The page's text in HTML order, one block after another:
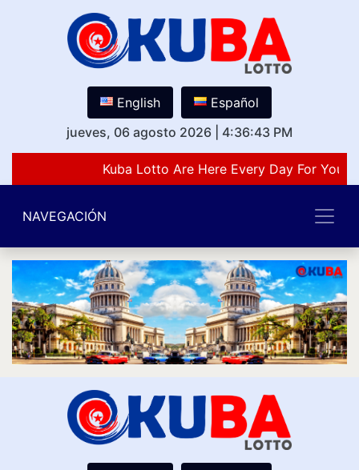
English
Español
jueves, 06 agosto 2026
4:36:43 PM
Kuba Lotto Are Here Every Day For You
NAVEGACIÓN